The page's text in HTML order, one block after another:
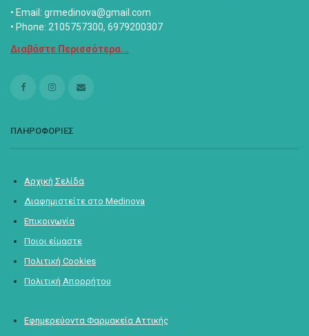
• Email: grmedinova@gmail.com
• Phone: 2105757300, 6979200307
Διαβάστε Περισσότερα...
ΠΛΗΡΟΦΟΡΙΕΣ
Αρχική Σελίδα
Διαφημιστείτε στο Medinova
Επικοινωνία
Ποιοι είμαστε
Πολιτική Cookies
Πολιτική Απορρήτου
Εφημερεύοντα Φαρμακεία Αττικής